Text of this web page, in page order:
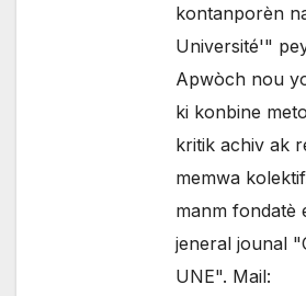
kontanporèn
Université'"
Apwòch nou
ki konbine
kritik achiv ak
memwa
manm fondatè
jeneral jounal
UNE". Mail: